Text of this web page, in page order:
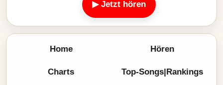
▶ Jetzt hören
Home Hören
Charts Top-Songs|Rankings